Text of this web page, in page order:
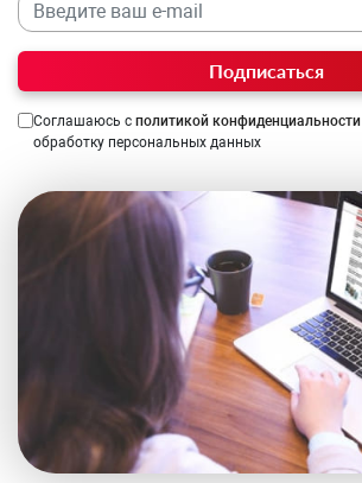
Подписаться
Соглашаюсь с политикой конфиденциальности
обработку персональных данных